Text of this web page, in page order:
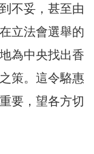
不妥，甚至由
立法會選舉的
為中央找出香
策。這令駱惠
要，望各方切